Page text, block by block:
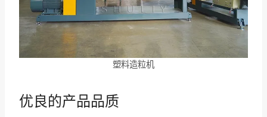
塑料造粒机
优良的产品品质